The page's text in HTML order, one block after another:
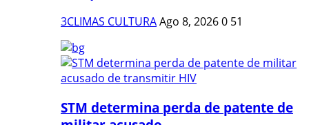
3CLIMAS CULTURAAgo 8, 20260 51
STM determina perda de patente de